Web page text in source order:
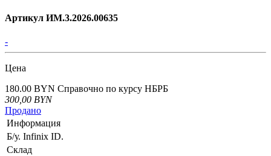
Артикул ИМ.3.2026.00635
-
Цена
180.00 BYN Справочно по курсу НБРБ
300,00 BYN
Продано
Информация
Б/у. Infinix ID.
Склад